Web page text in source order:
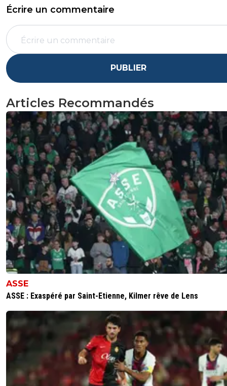
Écrire un commentaire
PUBLIER
Articles Recommandés
ASSE
ASSE : Exaspéré par Saint-Etienne, Kilmer rêve de Lens